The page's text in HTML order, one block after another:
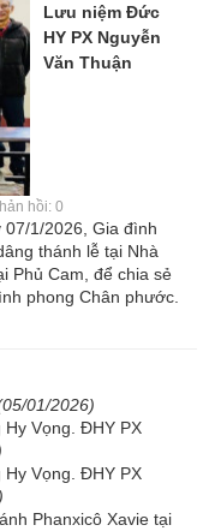
Lưu niệm Đức
HY PX Nguyễn
Văn Thuận
hồi: 0
1/2026, Gia đình
thánh lễ tại Nhà
Phủ Cam, để chia sẻ
phong Chân phước.
01/2026)
Vọng. ĐHY PX
Vọng. ĐHY PX
Phanxicô Xavie tại